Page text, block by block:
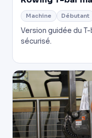
Machine Débutant
Version guidée du
sécurisé.